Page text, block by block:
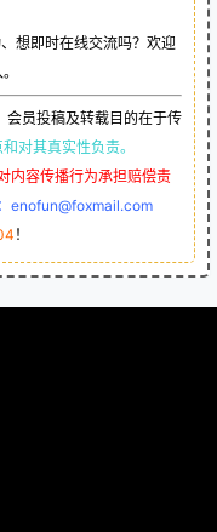
想即时在线交流吗？欢迎
会员投稿及转载目的在于传
对其真实性负责。
内容传播行为承担赔偿责
enofun@foxmail.com
！